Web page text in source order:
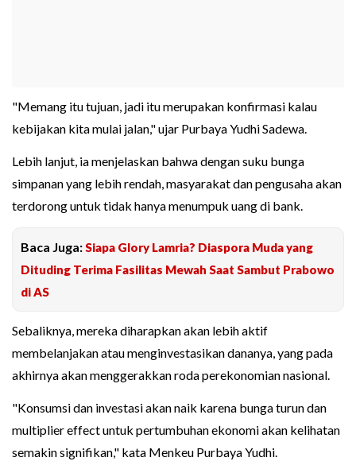
"Memang itu tujuan, jadi itu merupakan konfirmasi kalau
kebijakan kita mulai jalan," ujar Purbaya Yudhi Sadewa.
Lebih lanjut, ia menjelaskan bahwa dengan suku bunga
simpanan yang lebih rendah, masyarakat dan pengusaha akan
terdorong untuk tidak hanya menumpuk uang di bank.
Baca Juga:Siapa Glory Lamria? Diaspora Muda yang
Dituding Terima Fasilitas Mewah Saat Sambut Prabowo
di AS
Sebaliknya, mereka diharapkan akan lebih aktif
membelanjakan atau menginvestasikan dananya, yang pada
akhirnya akan menggerakkan roda perekonomian nasional.
"Konsumsi dan investasi akan naik karena bunga turun dan
multiplier effect untuk pertumbuhan ekonomi akan kelihatan
semakin signifikan," kata Menkeu Purbaya Yudhi.